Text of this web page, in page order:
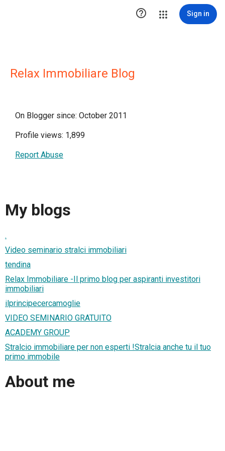
 Sign in
Relax Immobiliare Blog
On Blogger since: October 2011
Profile views: 1,899
Report Abuse
My blogs
.
Video seminario stralci immobiliari
tendina
Relax Immobiliare -Il primo blog per aspiranti investitori
immobiliari
ilprincipecercamoglie
VIDEO SEMINARIO GRATUITO
ACADEMY GROUP
Stralcio immobiliare per non esperti !Stralcia anche tu il tuo
primo immobile
About me